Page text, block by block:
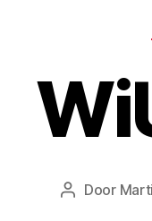
Door